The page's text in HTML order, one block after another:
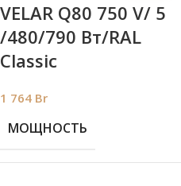
VELAR Q80 750 V/ 5
/480/790 Вт/RAL
Classic
1 764 Br
МОЩНОСТЬ